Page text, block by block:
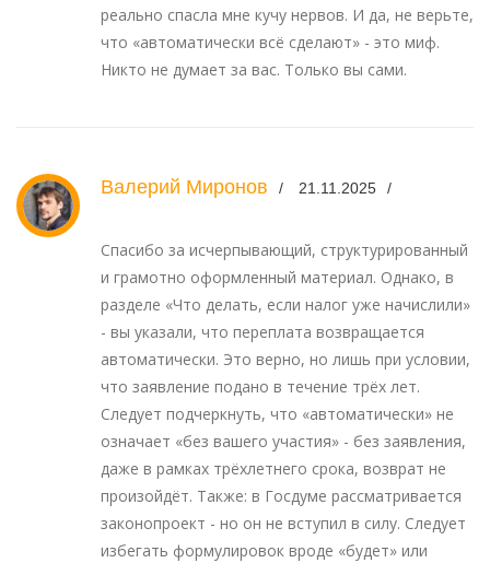
реально спасла мне кучу нервов. И да, не верьте,
что «автоматически всё сделают» - это миф.
Никто не думает за вас. Только вы сами.
Валерий Миронов 21.11.2025
Спасибо за исчерпывающий, структурированный
и грамотно оформленный материал. Однако, в
разделе «Что делать, если налог уже начислили»
- вы указали, что переплата возвращается
автоматически. Это верно, но лишь при условии,
что заявление подано в течение трёх лет.
Следует подчеркнуть, что «автоматически» не
означает «без вашего участия» - без заявления,
даже в рамках трёхлетнего срока, возврат не
произойдёт. Также: в Госдуме рассматривается
законопроект - но он не вступил в силу. Следует
избегать формулировок вроде «будет» или